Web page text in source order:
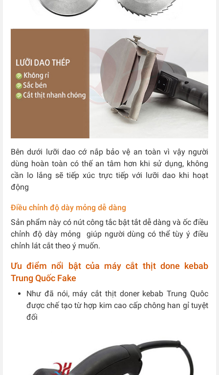
Bên dưới lưỡi dao cớ nắp bảo vệ an toàn vì vậy người
dùng hoàn toàn có thế an tâm hơn khi sử dụng, không
cần lo lắng sẽ tiếp xúc trực tiếp với lưỡi dao khi hoạt
động
Điều chỉnh độ dày mỏng dễ dàng
Sản phẩm này có nút công tắc bật tắt dễ dàng và ốc điều
chỉnh độ dày mỏng giúp người dùng có thể tùy ý điều
chỉnh lát cắt theo ý muốn.
Ưu điểm nổi bật của máy cắt thịt done kebab
Trung Quốc Fake
Như đã nói, máy cắt thịt doner kebab Trung Quôc
được chế tạo từ hợp kim cao cấp chông han gỉ tuyệt
đối